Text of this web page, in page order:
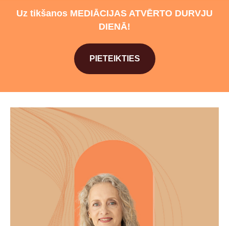
Uz tikšanos MEDIĀCIJAS ATVĒRTO DURVJU
DIENĀ!
PIETEIKTIES